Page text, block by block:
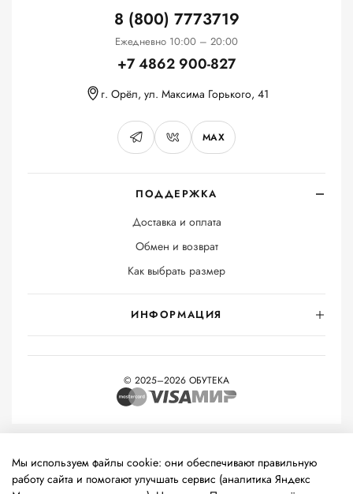
ПОДДЕРЖКА
Доставка и оплата
Обмен и возврат
Как выбрать размер
ИНФОРМАЦИЯ
8 (800) 7773719
Ежедневно 10:00 – 20:00
+7 4862 900-827
г. Орёл, ул. Максима Горького, 41
MAX
© 2025–2026 ОБУТЕКА
технологии
(информационные технологии предоставления
информации на основе сбора, систематизации и анализа
сведений, относящихся к предпочтениям пользователей сети
Мы используем файлы cookie: они обеспечивают правильную
работу сайта и помогают улучшать сервис (аналитика Яндекс